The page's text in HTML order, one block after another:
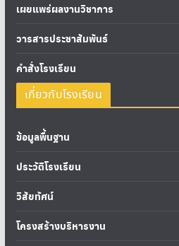
เผยแพร่ผลงานวิชาการ
วารสารประชาสัมพันธ์
คำสั่งโรงเรียน
เกี่ยวกับโรงเรียน
ข้อมูลพื้นฐาน
ประวัติโรงเรียน
วิสัยทัศน์
โครงสร้างบริหารงาน